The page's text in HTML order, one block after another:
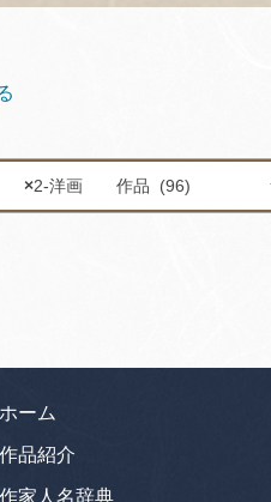
×2-洋画 作品 (96)
ホーム
作品紹介
作家人名辞典